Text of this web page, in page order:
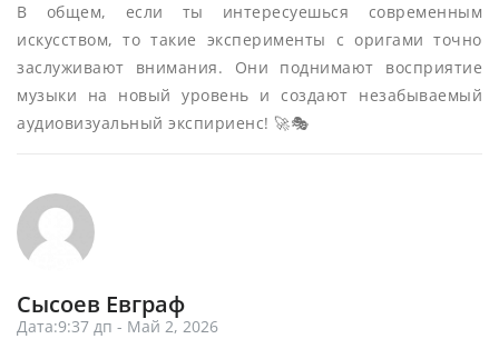
В общем, если ты интересуешься современным
искусством, то такие эксперименты с оригами точно
заслуживают внимания. Они поднимают восприятие
музыки на новый уровень и создают незабываемый
аудиовизуальный экспириенс! 🚀🎭
Сысоев Евграф
Дата:9:37 дп - Май 2, 2026